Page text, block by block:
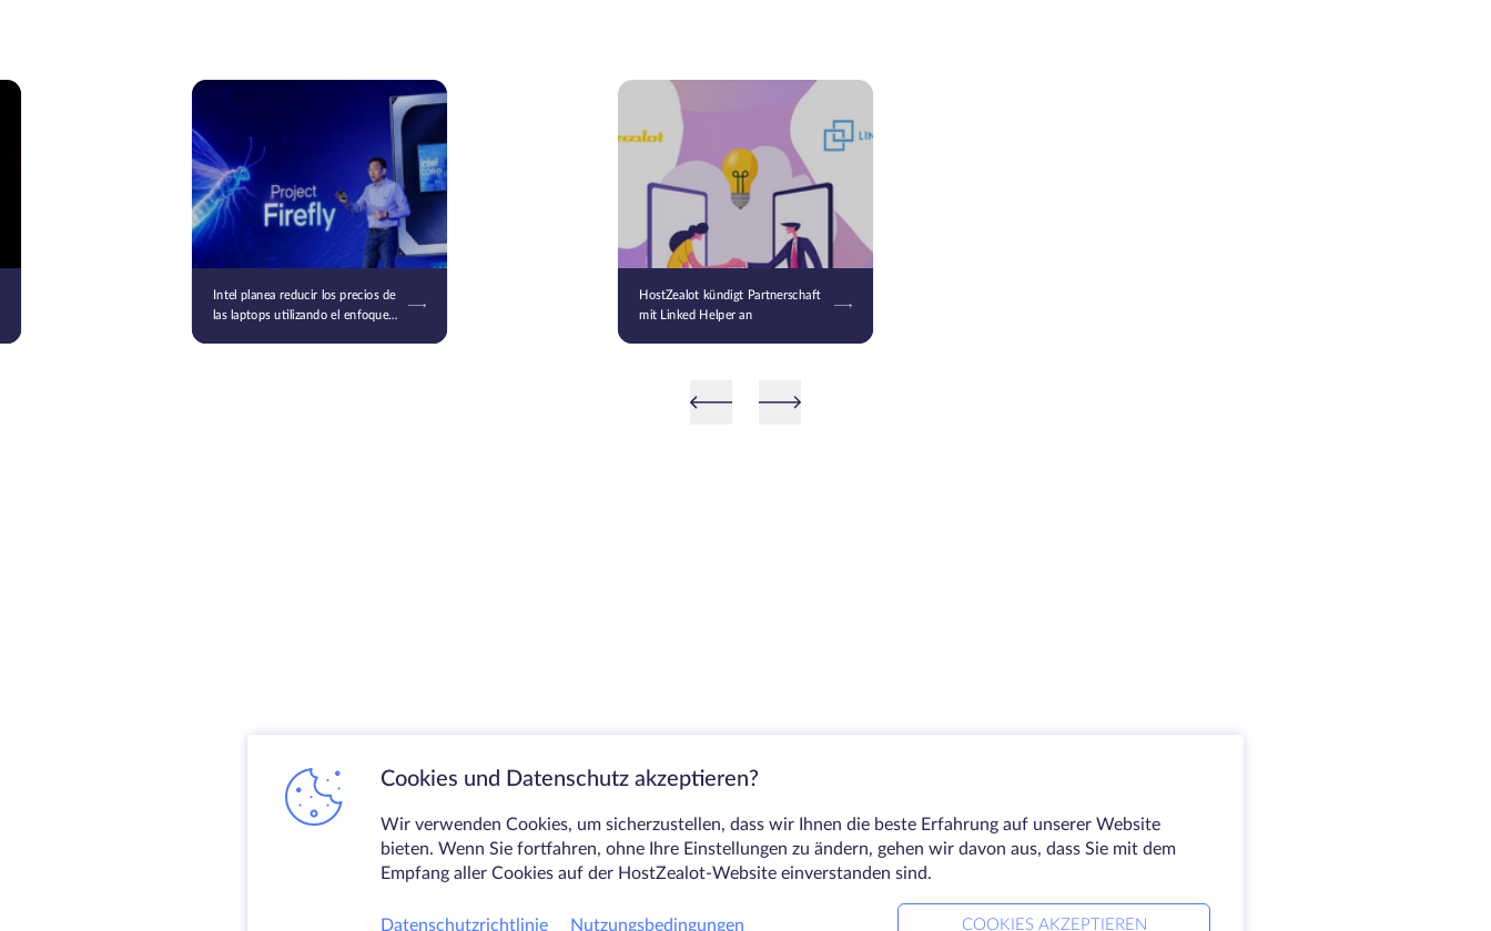
Intel planea reducir los precios de
las laptops utilizando el enfoque
HostZealot kündigt Partnerschaft
mit Linked Helper an
Cookies und Datenschutz akzeptieren?
Wir verwenden Cookies, um sicherzustellen, dass wir Ihnen die beste Erfahrung auf unserer Website
bieten. Wenn Sie fortfahren, ohne Ihre Einstellungen zu ändern, gehen wir davon aus, dass Sie mit dem
Empfang aller Cookies auf der HostZealot-Website einverstanden sind.
Datenschutzrichtlinie Nutzungsbedingungen COOKIES AKZEPTIEREN